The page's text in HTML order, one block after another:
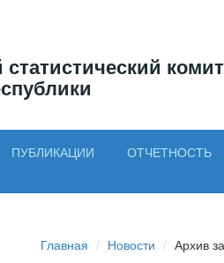
ПУБЛИКАЦИИ ОТЧЕТНОСТЬ
Главная Новости Архив